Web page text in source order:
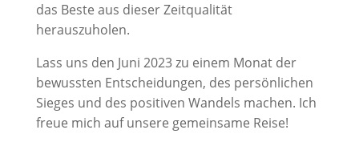
das Beste aus dieser Zeitqualität
herauszuholen.
Lass uns den Juni 2023 zu einem Monat der
bewussten Entscheidungen, des persönlichen
Sieges und des positiven Wandels machen. Ich
freue mich auf unsere gemeinsame Reise!